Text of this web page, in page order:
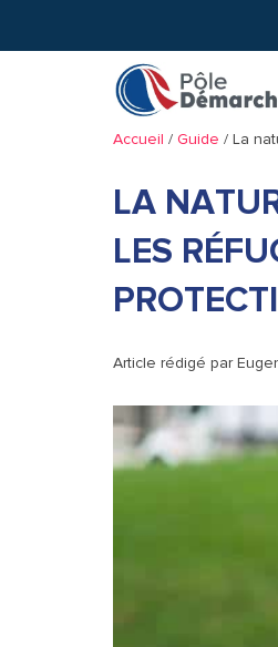
Accueil / Guide / La
LA
LES
Article rédigé par